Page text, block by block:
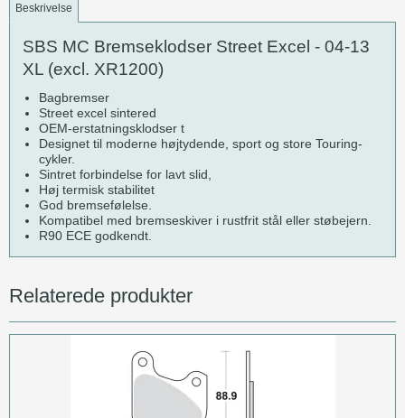
Beskrivelse
SBS MC Bremseklodser Street Excel - 04-13
XL (excl. XR1200)
Bagbremser
Street excel sintered
OEM-erstatningsklodser t
Designet til moderne højtydende, sport og store Touring-
cykler.
Sintret forbindelse for lavt slid,
Høj termisk stabilitet
God bremsefølelse.
Kompatibel med bremseskiver i rustfrit stål eller støbejern.
R90 ECE godkendt.
Relaterede produkter